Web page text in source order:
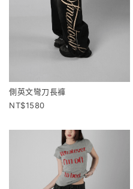
側英文彎刀長褲
1580